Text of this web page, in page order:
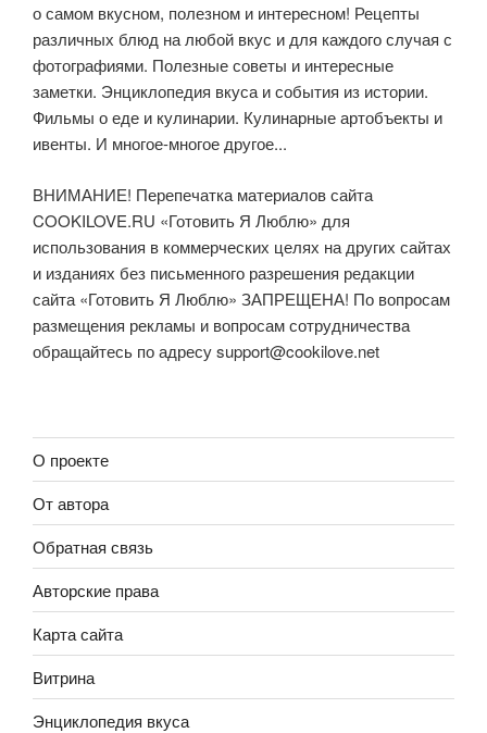
о самом вкусном, полезном и интересном! Рецепты
различных блюд на любой вкус и для каждого случая с
фотографиями. Полезные советы и интересные
заметки. Энциклопедия вкуса и события из истории.
Фильмы о еде и кулинарии. Кулинарные артобъекты и
ивенты. И многое-многое другое...
ВНИМАНИЕ! Перепечатка материалов сайта
COOKILOVE.RU «Готовить Я Люблю» для
использования в коммерческих целях на других сайтах
и изданиях без письменного разрешения редакции
сайта «Готовить Я Люблю» ЗАПРЕЩЕНА! По вопросам
размещения рекламы и вопросам сотрудничества
обращайтесь по адресуsupport@cookilove.net
О проекте
От автора
Обратная связь
Авторские права
Карта сайта
Витрина
Энциклопедия вкуса